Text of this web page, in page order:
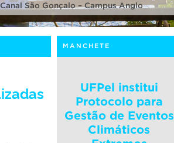
São Gonçalo – Campus Anglo
MANCHETE
UFPel institui
Protocolo para
Gestão de Eventos
Climáticos